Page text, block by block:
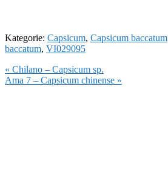
Kategorie: Capsicum, Capsicum baccatum
baccatum, VI029095
Vorheriger
Beitrag:
« Chilano – Capsicum sp.
Nächster
Ama 7 – Capsicum chinense »